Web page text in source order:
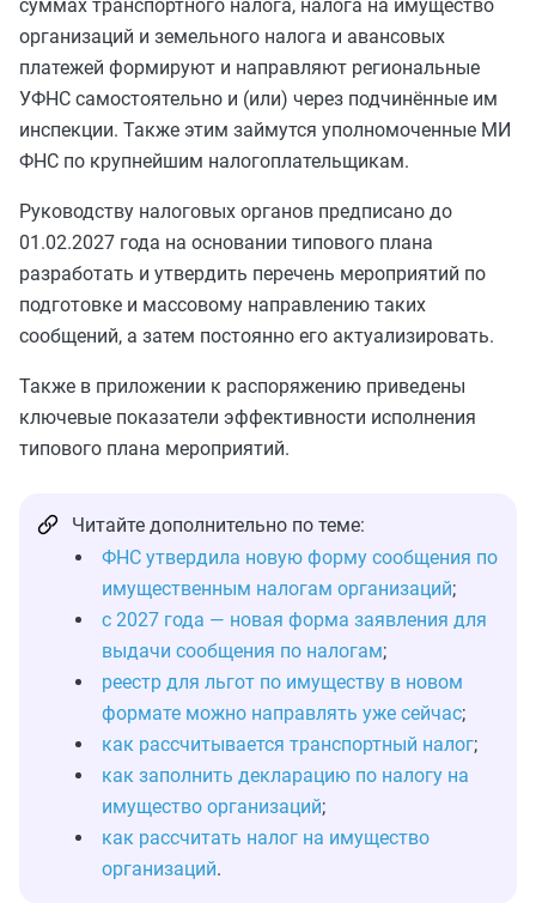
суммах транспортного налога, налога на имущество
организаций и земельного налога и авансовых
платежей формируют и направляют региональные
УФНС самостоятельно и (или) через подчинённые им
инспекции. Также этим займутся уполномоченные МИ
ФНС по крупнейшим налогоплательщикам.
Руководству налоговых органов предписано до
01.02.2027 года на основании типового плана
разработать и утвердить перечень мероприятий по
подготовке и массовому направлению таких
сообщений, а затем постоянно его актуализировать.
Также в приложении к распоряжению приведены
ключевые показатели эффективности исполнения
типового плана мероприятий.
Читайте дополнительно по теме:
ФНС утвердила новую форму сообщения по
имущественным налогам организаций;
с 2027 года — новая форма заявления для
выдачи сообщения по налогам;
реестр для льгот по имуществу в новом
формате можно направлять уже сейчас;
как рассчитывается транспортный налог;
как заполнить декларацию по налогу на
имущество организаций;
как рассчитать налог на имущество
организаций.